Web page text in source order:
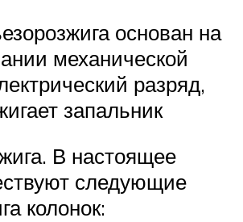
основан на
механической
разряд,
запальник
В настоящее
следующие
колонок: